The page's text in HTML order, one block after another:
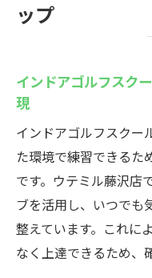
ップ
インドアゴルフスク
現
インドアゴルフスクー
た環境で練習できるた
です。ウテミル藤沢店
ブを活用し、いつでも
整えています。これに
なく上達できるため、